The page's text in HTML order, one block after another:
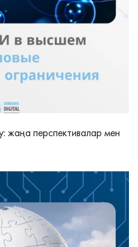
перспективалар мен